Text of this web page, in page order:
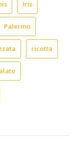
Iris
Palermo
ricotta